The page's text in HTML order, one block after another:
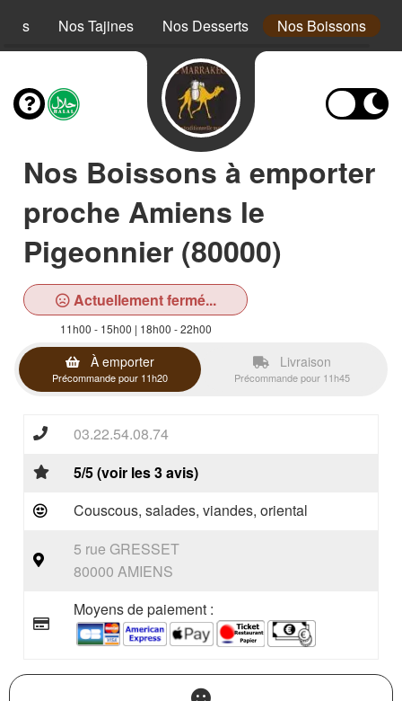
Nos Tajines Nos Desserts Nos Boissons
Nos Boissons à emporter
proche Amiens le
Pigeonnier (80000)
Actuellement fermé...
11h00 - 15h00 | 18h00 - 22h00
À emporter
Précommande pour 11h20
Livraison
Précommande pour 11h45
03.22.54.08.74
5/5 (voir les 3 avis)
Couscous, salades, viandes, oriental
5 rue GRESSET
80000 AMIENS
Moyens de paiement :